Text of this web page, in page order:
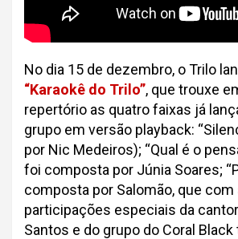
No dia 15 de dezembro, o Trilo
“Karaokê do Trilo”, que trouxe
repertório as quatro faixas já
grupo em versão playback:
por Nic Medeiros); “Qual é o
foi composta por Júnia Soares;
composta por Salomão, que com
participações especiais da
Santos e do grupo do Coral